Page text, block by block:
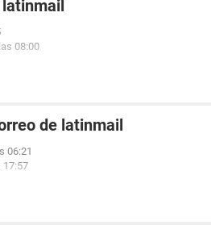
latinmail
08:00
de latinmail
06:21
17:57